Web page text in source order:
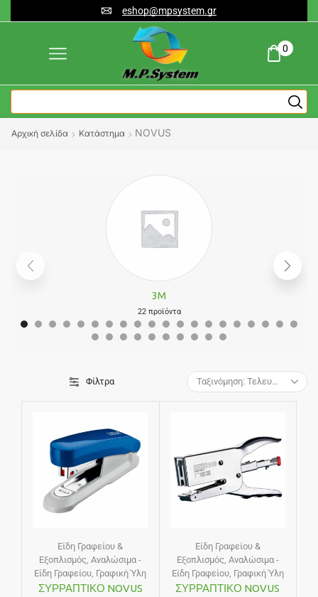
eshop@mpsystem.gr
0
Αρχική σελίδα Κατάστημα NOVUS
3M
22 προϊόντα
Φίλτρα
Είδη Γραφείου &
Εξοπλισμός ,Αναλώσιμα -
Είδη Γραφείου Γραφική Ύλη
ΣΥΡΡΑΠΤΙΚΟ NOVUS
Είδη Γραφείου &
Εξοπλισμός, Αναλώσιμα -
Είδη Γραφείου, Γραφική Ύλη
ΣΥΡΡΑΠΤΙΚΟ NOVUS